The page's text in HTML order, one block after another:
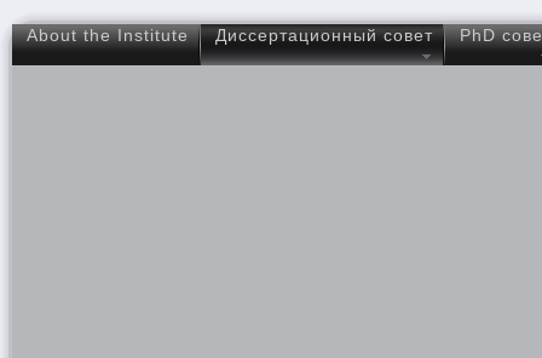
About the Institute Диссертационный совет PhD